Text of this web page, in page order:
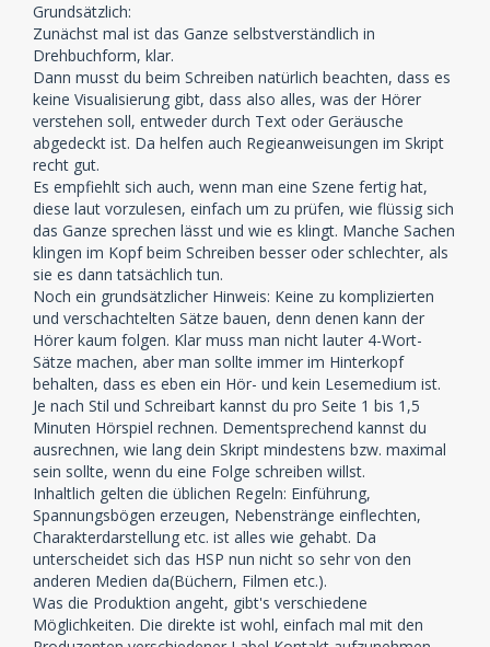
Grundsätzlich:
Zunächst mal ist das Ganze selbstverständlich in
Drehbuchform, klar.
Dann musst du beim Schreiben natürlich beachten, dass es
keine Visualisierung gibt, dass also alles, was der Hörer
verstehen soll, entweder durch Text oder Geräusche
abgedeckt ist. Da helfen auch Regieanweisungen im Skript
recht gut.
Es empfiehlt sich auch, wenn man eine Szene fertig hat,
diese laut vorzulesen, einfach um zu prüfen, wie flüssig sich
das Ganze sprechen lässt und wie es klingt. Manche Sachen
klingen im Kopf beim Schreiben besser oder schlechter, als
sie es dann tatsächlich tun.
Noch ein grundsätzlicher Hinweis: Keine zu komplizierten
und verschachtelten Sätze bauen, denn denen kann der
Hörer kaum folgen. Klar muss man nicht lauter 4-Wort-
Sätze machen, aber man sollte immer im Hinterkopf
behalten, dass es eben ein Hör- und kein Lesemedium ist.
Je nach Stil und Schreibart kannst du pro Seite 1 bis 1,5
Minuten Hörspiel rechnen. Dementsprechend kannst du
ausrechnen, wie lang dein Skript mindestens bzw. maximal
sein sollte, wenn du eine Folge schreiben willst.
Inhaltlich gelten die üblichen Regeln: Einführung,
Spannungsbögen erzeugen, Nebenstränge einflechten,
Charakterdarstellung etc. ist alles wie gehabt. Da
unterscheidet sich das HSP nun nicht so sehr von den
anderen Medien da(Büchern, Filmen etc.).
Was die Produktion angeht, gibt's verschiedene
Möglichkeiten. Die direkte ist wohl, einfach mal mit den